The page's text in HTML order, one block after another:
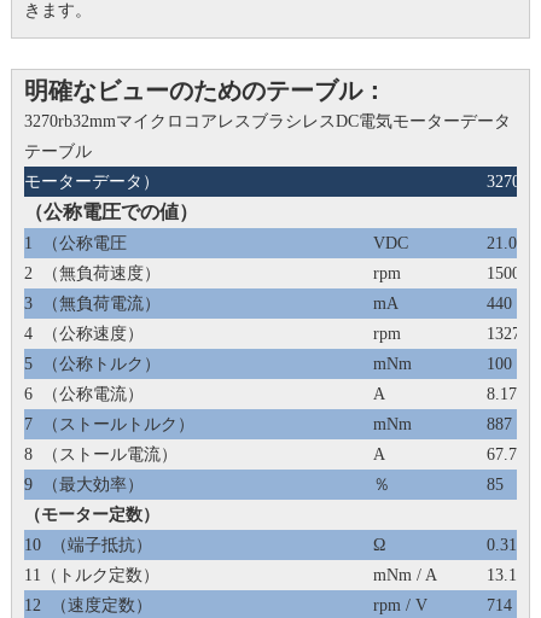
きます。
明確なビューのためのテーブル：
3270rb32mmマイクロコアレスブラシレスDC電気モーターデータ
テーブル
モーターデータ）
（公称電圧での値）
1 （公称電圧 VDC
21.0
2
（無負荷速度） rpm
15000
3
（無負荷電流） mA
440
4
（公称速度） rpm
13275
5
（公称トルク） mNm
100
6
（公称電流） A
8.17
7
（ストールトルク） mNm
887
8
（ストール電流） A
67.74
9
（最大効率） ％
85
（モーター定数）
10
（端子抵抗） Ω
0.31
11（トルク定数）
mNm / A
13.11
12
（速度定数） rpm / V
714